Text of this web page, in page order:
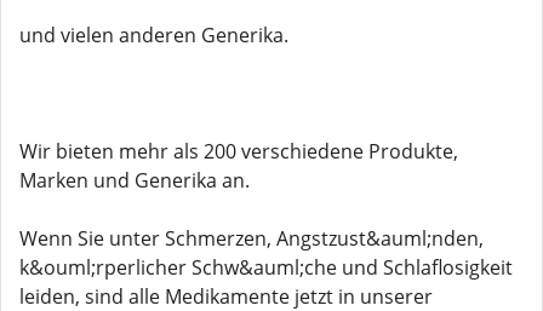
und vielen anderen Generika.
Wir bieten mehr als 200 verschiedene Produkte,
Marken und Generika an.
Wenn Sie unter Schmerzen, Angstzust&auml;nden,
k&ouml;rperlicher Schw&auml;che und Schlaflosigkeit
leiden, sind alle Medikamente jetzt in unserer